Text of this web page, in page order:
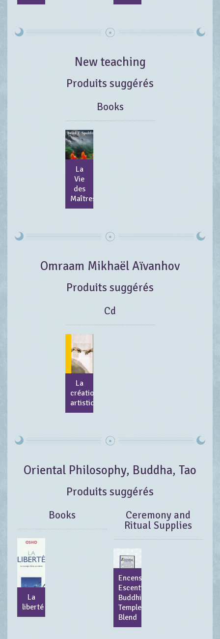
New teaching
Produits suggérés
Books
La
Vie
des
Maîtres
Omraam Mikhaël Aïvanhov
Produits suggérés
Cd
La
création
artistique
Oriental Philosophy, Buddha, Tao
Produits suggérés
Books
La
liberté
Ceremony and
Ritual Supplies
Encens
Escential
Buddhist
Temple
Blend